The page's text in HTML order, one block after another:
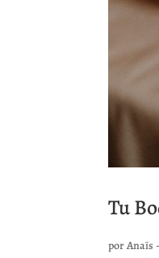
Tu
porAnaïs